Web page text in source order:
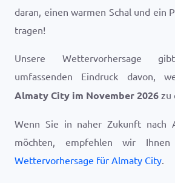
daran, einen warmen Schal und ein
tragen!
Unsere Wettervorhersage
umfassenden Eindruck davon,
Almaty City im November 2026 zu
Wenn Sie in naher Zukunft nach
möchten, empfehlen wir
Wettervorhersage für Almaty City.